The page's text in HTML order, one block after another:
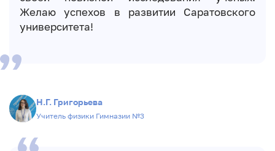
Желаю успехов в развитии Саратовского
университета!
Н.Г. Григорьева
Учитель физики Гимназии №3